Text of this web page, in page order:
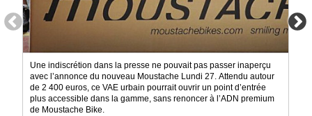
Une indiscrétion dans la presse ne pouvait pas passer inaperçu
avec l’annonce du nouveau Moustache Lundi 27. Attendu autour
de 2 400 euros, ce VAE urbain pourrait ouvrir un point d’entrée
plus accessible dans la gamme, sans renoncer à l’ADN premium
de Moustache Bike.